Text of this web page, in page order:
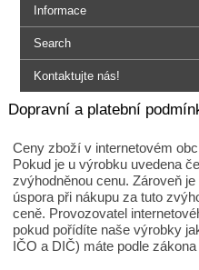
Informace
Search
Kontaktujte nás!
Dopravní a platební
Ceny zboží v internetovém
Pokud je u výrobku uvedena
zvýhodněnou cenu. Zároveň
úspora při nákupu za tuto
ceně. Provozovatel
pokud pořídíte naše výrobky
IČO a DIČ) máte podle